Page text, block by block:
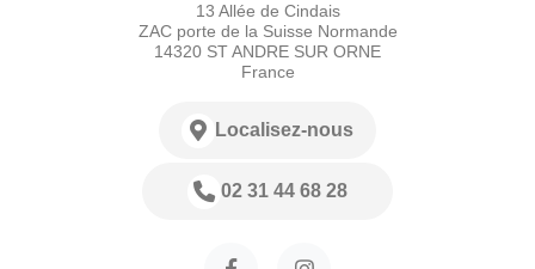
13 Allée de Cindais
ZAC porte de la Suisse Normande
14320 ST ANDRE SUR ORNE
France
Localisez-nous
02 31 44 68 28